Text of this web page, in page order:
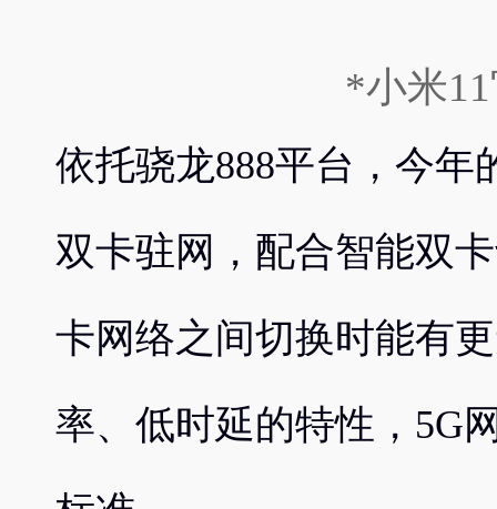
*小米
依托骁龙888平台，今年
双卡驻网，配合智能双
卡网络之间切换时能有
率、低时延的特性，5G